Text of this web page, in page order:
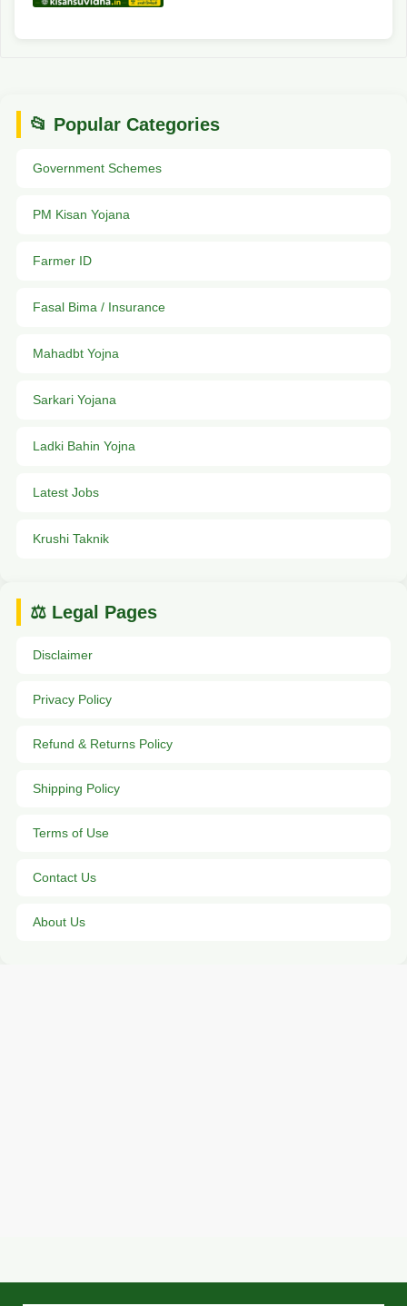
📂 Popular Categories
Government Schemes
PM Kisan Yojana
Farmer ID
Fasal Bima / Insurance
Mahadbt Yojna
Sarkari Yojana
Ladki Bahin Yojna
Latest Jobs
Krushi Taknik
⚖️ Legal Pages
Disclaimer
Privacy Policy
Refund & Returns Policy
Shipping Policy
Terms of Use
Contact Us
About Us